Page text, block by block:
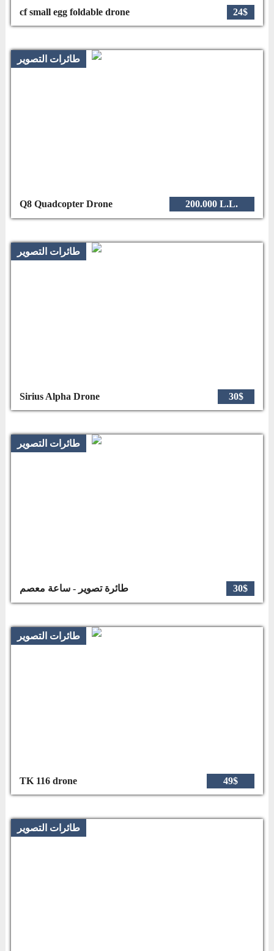
cf small egg foldable drone 24$
طائرات التصوير
Q8 Quadcopter Drone 200.000 L.L.
طائرات التصوير
Sirius Alpha Drone 30$
طائرات التصوير
طائرة تصوير - ساعة معصم 30$
طائرات التصوير
TK 116 drone 49$
طائرات التصوير